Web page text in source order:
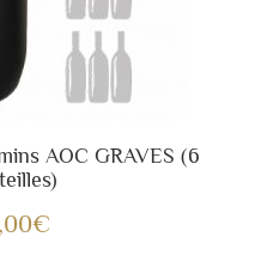
AOC GRAVES (6
€